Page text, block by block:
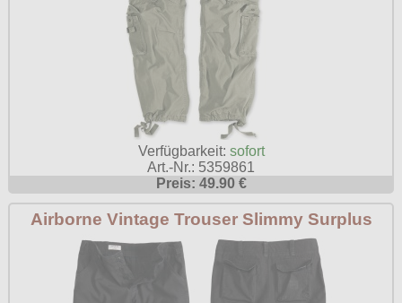
Vixxsin
Voodoo Vixen
Warrior Clothing
Verfügbarkeit: sofort
Art.-Nr.: 5359861
Preis: 49.90 €
Airborne Vintage Trouser Slimmy Surplus